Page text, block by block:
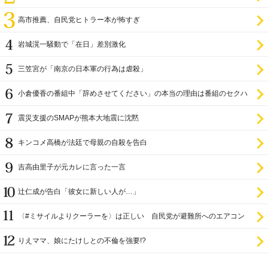
高市推薦、自民党ヒトラー本が怖すぎ
岩城滉一騒動で「在日」差別激化
三笠宮が「南京の日本軍の行為は虐殺」
小倉優香の番組中「辞めさせてください」の本当の理由は番組のセクハ
震災支援のSMAPが熊本大地震に沈黙
キンコメ高橋が法廷で母親の自殺を告白
吉高由里子が元カレに言った一言
辻仁成が告白「彼女に新しい人が…」
〈#ミサイルよりクーラーを〉は正しい 自民党が避難所へのエアコン
りえママ、娘にたけしとの不倫を強要!?